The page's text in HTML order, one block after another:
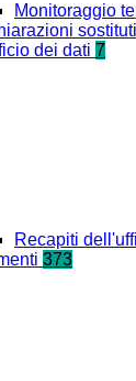
Monitoraggio
dei dati 7
Recapiti
373